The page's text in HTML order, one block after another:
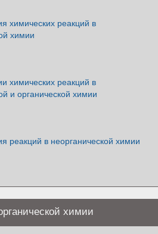
химических реакций в
химии
химических реакций в
и органической химии
реакций в неорганической химии
химии